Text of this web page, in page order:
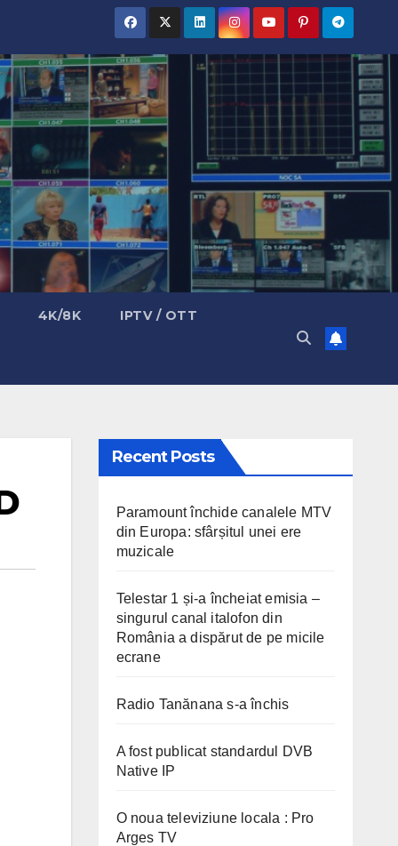
4K/8K IPTV / OTT
Recent Posts
Paramount închide canalele MTV
din Europa: sfârșitul unei ere
muzicale
Telestar 1 și-a încheiat emisia –
singurul canal italofon din
România a dispărut de pe micile
ecrane
Radio Tanănana s-a închis
A fost publicat standardul DVB
Native IP
O noua televiziune locala : Pro
Arges TV